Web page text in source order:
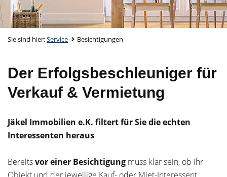
Sie sind hier:Service Besichtigungen
Der Erfolgsbeschleuniger für
Verkauf & Vermietung
Jäkel Immobilien e.K. filtert für Sie die echten
Interessenten heraus
Bereitsvor einer Besichtigung muss klar sein, ob Ihr